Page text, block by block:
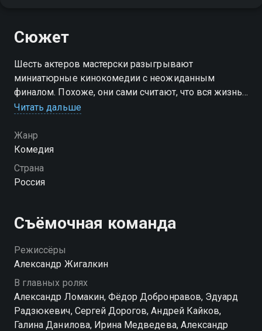
Сюжет
Шесть актеров мастерски разыгрывают
миниатюрные кинокомедии с неожиданным
финалом. Похоже, они сами считают, что вся жизнь
— это скетч-шоу. И пусть злые языки твердят, что
возможно! «Шесть кадров» в каждом выпуске
показывают тебе, как весело и непринужденно
можно обыграть любую жизненную ситуацию.
качестве на Смотрёшке
Читать дальше
Жанр
Комедия
Страна
Россия
Съёмочная команда
Режиссёры
Александр Жигалкин
В главных ролях
Александр Ломакин, Фёдор Добронравов, Эдуард
Радзюкевич, Сергей Дорогов, Андрей Кайков,
Галина Данилова, Ирина Медведева, Александр